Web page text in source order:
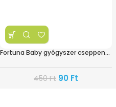
Fortuna Baby gyógyszer cseppentő
450Ft 90 Ft